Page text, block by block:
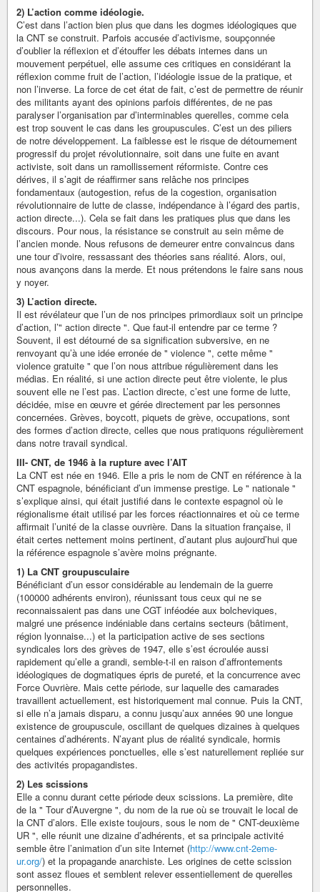
2) L’action comme idéologie.
C’est dans l’action bien plus que dans les dogmes idéologiques que
la CNT se construit. Parfois accusée d’activisme, soupçonnée
d’oublier la réflexion et d’étouffer les débats internes dans un
mouvement perpétuel, elle assume ces critiques en considérant la
réflexion comme fruit de l’action, l’idéologie issue de la pratique, et
non l’inverse. La force de cet état de fait, c’est de permettre de réunir
des militants ayant des opinions parfois différentes, de ne pas
paralyser l’organisation par d’interminables querelles, comme cela
est trop souvent le cas dans les groupuscules. C’est un des piliers
de notre développement. La faiblesse est le risque de détournement
progressif du projet révolutionnaire, soit dans une fuite en avant
activiste, soit dans un ramollissement réformiste. Contre ces
dérives, il s’agit de réaffirmer sans relâche nos principes
fondamentaux (autogestion, refus de la cogestion, organisation
révolutionnaire de lutte de classe, indépendance à l’égard des partis,
action directe...). Cela se fait dans les pratiques plus que dans les
discours. Pour nous, la résistance se construit au sein même de
l’ancien monde. Nous refusons de demeurer entre convaincus dans
une tour d’ivoire, ressassant des théories sans réalité. Alors, oui,
nous avançons dans la merde. Et nous prétendons le faire sans nous
y noyer.
3) L’action directe.
Il est révélateur que l’un de nos principes primordiaux soit un principe
d’action, l’" action directe ". Que faut-il entendre par ce terme ?
Souvent, il est détourné de sa signification subversive, en ne
renvoyant qu’à une idée erronée de " violence ", cette même "
violence gratuite " que l’on nous attribue régulièrement dans les
médias. En réalité, si une action directe peut être violente, le plus
souvent elle ne l’est pas. L’action directe, c’est une forme de lutte,
décidée, mise en œuvre et gérée directement par les personnes
concernées. Grèves, boycott, piquets de grève, occupations, sont
des formes d’action directe, celles que nous pratiquons régulièrement
dans notre travail syndical.
III- CNT, de 1946 à la rupture avec l’AIT
La CNT est née en 1946. Elle a pris le nom de CNT en référence à la
CNT espagnole, bénéficiant d’un immense prestige. Le " nationale "
s’explique ainsi, qui était justifié dans le contexte espagnol où le
régionalisme était utilisé par les forces réactionnaires et où ce terme
affirmait l’unité de la classe ouvrière. Dans la situation française, il
était certes nettement moins pertinent, d’autant plus aujourd’hui que
la référence espagnole s’avère moins prégnante.
1) La CNT groupusculaire
Bénéficiant d’un essor considérable au lendemain de la guerre
(100000 adhérents environ), réunissant tous ceux qui ne se
reconnaissaient pas dans une CGT inféodée aux bolcheviques,
malgré une présence indéniable dans certains secteurs (bâtiment,
région lyonnaise...) et la participation active de ses sections
syndicales lors des grèves de 1947, elle s’est écroulée aussi
rapidement qu’elle a grandi, semble-t-il en raison d’affrontements
idéologiques de dogmatiques épris de pureté, et la concurrence avec
Force Ouvrière. Mais cette période, sur laquelle des camarades
travaillent actuellement, est historiquement mal connue. Puis la CNT,
si elle n’a jamais disparu, a connu jusqu’aux années 90 une longue
existence de groupuscule, oscillant de quelques dizaines à quelques
centaines d’adhérents. N’ayant plus de réalité syndicale, hormis
quelques expériences ponctuelles, elle s’est naturellement repliée sur
des activités propagandistes.
2) Les scissions
Elle a connu durant cette période deux scissions. La première, dite
de la " Tour d’Auvergne ", du nom de la rue où se trouvait le local de
la CNT d’alors. Elle existe toujours, sous le nom de " CNT-deuxième
UR ", elle réunit une dizaine d’adhérents, et sa principale activité
semble être l’animation d’un site Internet (http://www.cnt-2eme-
ur.org/) et la propagande anarchiste. Les origines de cette scission
sont assez floues et semblent relever essentiellement de querelles
personnelles.